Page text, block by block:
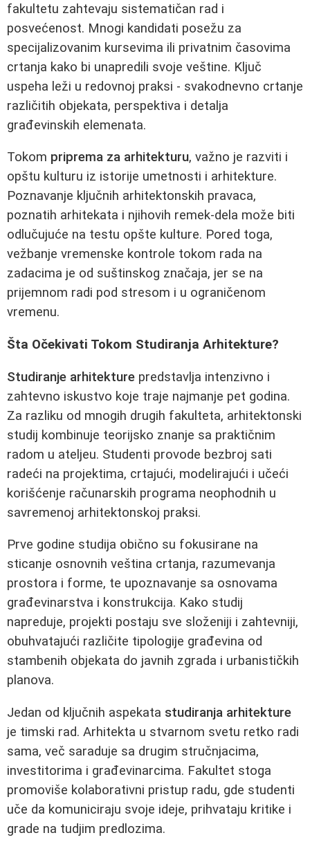
fakultetu zahtevaju sistematičan rad i
posvećenost. Mnogi kandidati posežu za
specijalizovanim kursevima ili privatnim časovima
crtanja kako bi unapredili svoje veštine. Ključ
uspeha leži u redovnoj praksi - svakodnevno crtanje
različitih objekata, perspektiva i detalja
građevinskih elemenata.
Tokom priprema za arhitekturu, važno je razviti i
opštu kulturu iz istorije umetnosti i arhitekture.
Poznavanje ključnih arhitektonskih pravaca,
poznatih arhitekata i njihovih remek-dela može biti
odlučujuće na testu opšte kulture. Pored toga,
vežbanje vremenske kontrole tokom rada na
zadacima je od suštinskog značaja, jer se na
prijemnom radi pod stresom i u ograničenom
vremenu.
Šta Očekivati Tokom Studiranja Arhitekture?
Studiranje arhitekture predstavlja intenzivno i
zahtevno iskustvo koje traje najmanje pet godina.
Za razliku od mnogih drugih fakulteta, arhitektonski
studij kombinuje teorijsko znanje sa praktičnim
radom u ateljeu. Studenti provode bezbroj sati
radeći na projektima, crtajući, modelirajući i učeći
korišćenje računarskih programa neophodnih u
savremenoj arhitektonskoj praksi.
Prve godine studija obično su fokusirane na
sticanje osnovnih veština crtanja, razumevanja
prostora i forme, te upoznavanje sa osnovama
građevinarstva i konstrukcija. Kako studij
napreduje, projekti postaju sve složeniji i zahtevniji,
obuhvatajući različite tipologije građevina od
stambenih objekata do javnih zgrada i urbanističkih
planova.
Jedan od ključnih aspekata studiranja arhitekture
je timski rad. Arhitekta u stvarnom svetu retko radi
sama, več saraduje sa drugim stručnjacima,
investitorima i građevinarcima. Fakultet stoga
promoviše kolaborativni pristup radu, gde studenti
uče da komuniciraju svoje ideje, prihvataju kritike i
grade na tudjim predlozima.